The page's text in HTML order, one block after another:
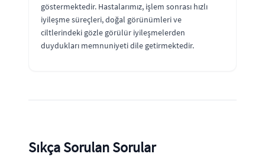
göstermektedir. Hastalarımız, işlem sonrası hızlı
iyileşme süreçleri, doğal görünümleri ve
ciltlerindeki gözle görülür iyileşmelerden
duydukları memnuniyeti dile getirmektedir.
Sıkça Sorulan Sorular